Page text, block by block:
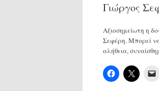
Γιώργος
Αξιοσημείωτη η
Σεφέρη. Μπορεί
αλήθεια,